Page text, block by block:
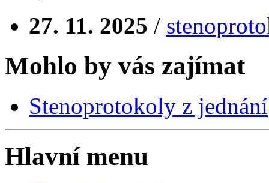
27. 11. 2025 /
Mohlo by vás zajímat
Stenoprotokoly z jednání
Hlavní menu